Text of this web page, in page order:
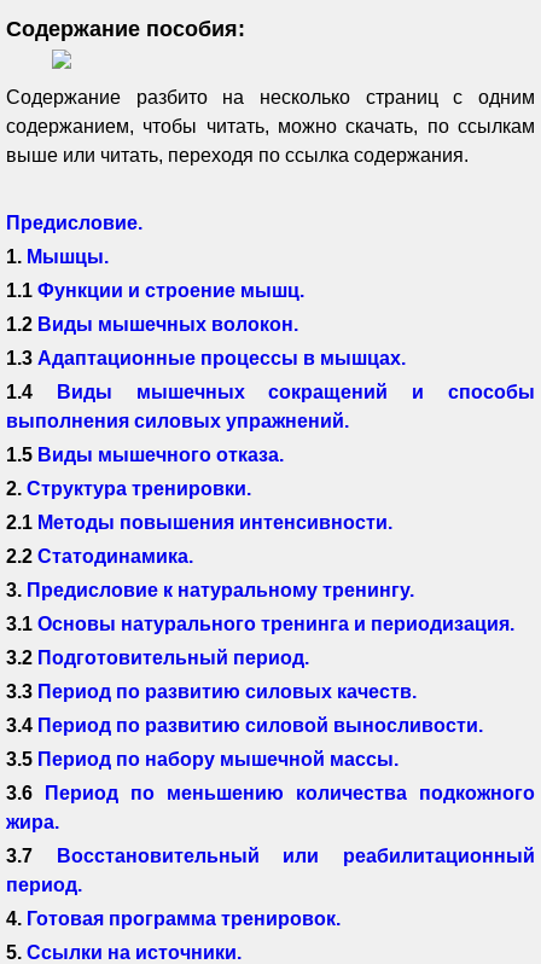
Содержание пособия:
Содержание разбито на несколько страниц с одним
содержанием, чтобы читать, можно скачать, по ссылкам
выше или читать, переходя по ссылка содержания.
Предисловие.
1. Мышцы.
1.1 Функции и строение мышц.
1.2 Виды мышечных волокон.
1.3 Адаптационные процессы в мышцах.
1.4
Виды мышечных сокращений и способы
выполнения силовых упражнений.
1.5 Виды мышечного отказа.
2. Структура тренировки.
2.1 Методы повышения интенсивности.
2.2 Статодинамика.
3. Предисловие к натуральному тренингу.
3.1 Основы натурального тренинга и периодизация.
3.2 Подготовительный период.
3.3 Период по развитию силовых качеств.
3.4 Период по развитию силовой выносливости.
3.5 Период по набору мышечной массы.
3.6
Период по меньшению количества подкожного
жира.
3.7
Восстановительный или реабилитационный
период.
4. Готовая программа тренировок.
5. Ссылки на источники.